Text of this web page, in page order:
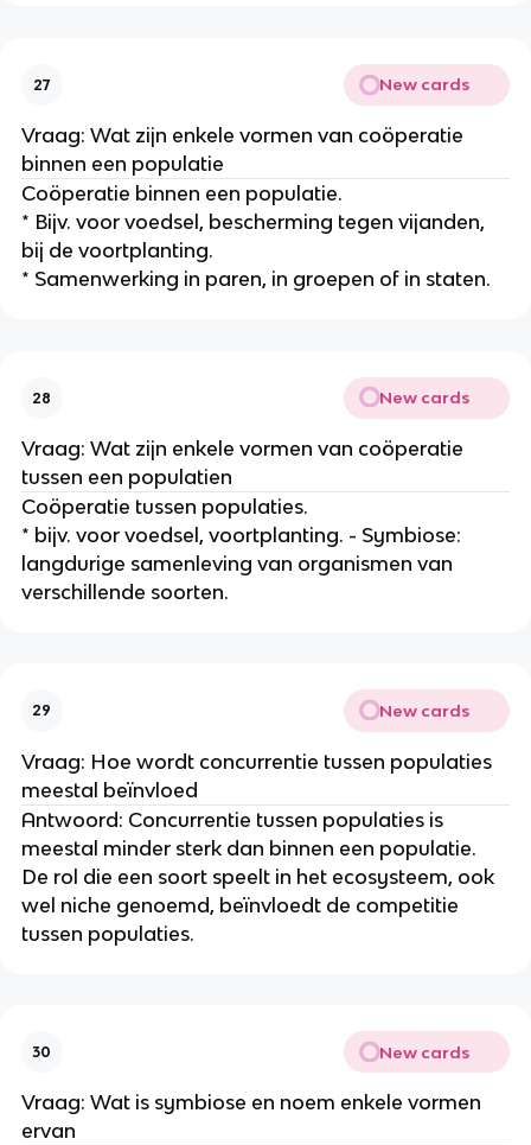
27 New cards
Vraag: Wat zijn enkele vormen van coöperatie
binnen een populatie
Coöperatie binnen een populatie.
* Bijv. voor voedsel, bescherming tegen vijanden,
bij de voortplanting.
* Samenwerking in paren, in groepen of in staten.
28 New cards
Vraag: Wat zijn enkele vormen van coöperatie
tussen een populatien
Coöperatie tussen populaties.
* bijv. voor voedsel, voortplanting. - Symbiose:
langdurige samenleving van organismen van
verschillende soorten.
29 New cards
Vraag: Hoe wordt concurrentie tussen populaties
meestal beïnvloed
Antwoord: Concurrentie tussen populaties is
meestal minder sterk dan binnen een populatie.
De rol die een soort speelt in het ecosysteem, ook
wel niche genoemd, beïnvloedt de competitie
tussen populaties.
30 New cards
Vraag: Wat is symbiose en noem enkele vormen
ervan